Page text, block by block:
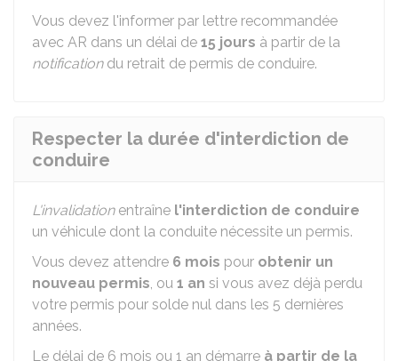
Vous devez l'informer par lettre recommandée
avec AR dans un délai de 15 jours à partir de la
notificationdu retrait de permis de conduire.
Respecter la durée d'interdiction de
conduire
L'invalidationentraîne l'interdiction de conduire
un véhicule dont la conduite nécessite un permis.
Vous devez attendre 6 mois pour obtenir un
nouveau permis, ou 1 an si vous avez déjà perdu
votre permis pour solde nul dans les 5 dernières
années.
Le délai de 6 mois ou 1 an démarre à partir de la